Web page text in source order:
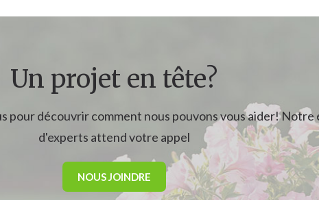
Un projet en tête?
pour découvrir comment nous pouvons vous aider! Notre
d'experts attend votre appel
NOUS JOINDRE